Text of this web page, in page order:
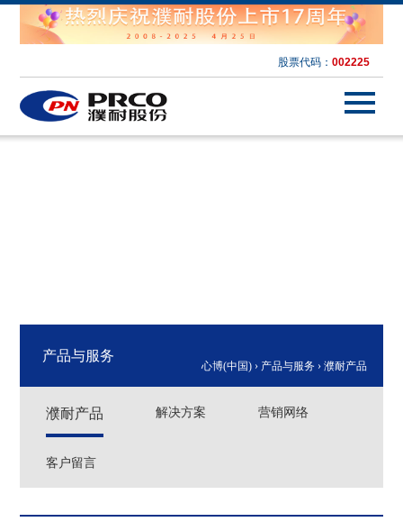
股票代码： 002225
产品与服务
心博(中国)› 产品与服务› 濮耐产品
濮耐产品 解决方案 营销网络
客户留言